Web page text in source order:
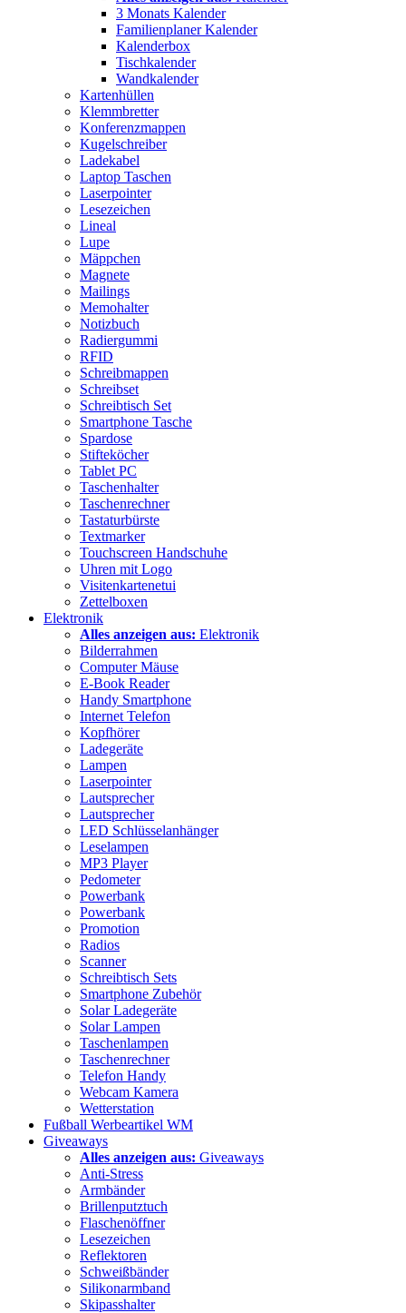
3 Monats Kalender
Familienplaner Kalender
Kalenderbox
Tischkalender
Wandkalender
Kartenhüllen
Klemmbretter
Konferenzmappen
Kugelschreiber
Ladekabel
Laptop Taschen
Laserpointer
Lesezeichen
Lineal
Lupe
Mäppchen
Magnete
Mailings
Memohalter
Notizbuch
Radiergummi
RFID
Schreibmappen
Schreibset
Schreibtisch Set
Smartphone Tasche
Spardose
Stifteköcher
Tablet PC
Taschenhalter
Taschenrechner
Tastaturbürste
Textmarker
Touchscreen Handschuhe
Uhren mit Logo
Visitenkartenetui
Zettelboxen
Elektronik
Alles anzeigen aus: Elektronik
Bilderrahmen
Computer Mäuse
E-Book Reader
Handy Smartphone
Internet Telefon
Kopfhörer
Ladegeräte
Lampen
Laserpointer
Lautsprecher
Lautsprecher
LED Schlüsselanhänger
Leselampen
MP3 Player
Pedometer
Powerbank
Powerbank
Promotion
Radios
Scanner
Schreibtisch Sets
Smartphone Zubehör
Solar Ladegeräte
Solar Lampen
Taschenlampen
Taschenrechner
Telefon Handy
Webcam Kamera
Wetterstation
Fußball Werbeartikel WM
Giveaways
Alles anzeigen aus: Giveaways
Anti-Stress
Armbänder
Brillenputztuch
Flaschenöffner
Lesezeichen
Reflektoren
Schweißbänder
Silikonarmband
Skipasshalter